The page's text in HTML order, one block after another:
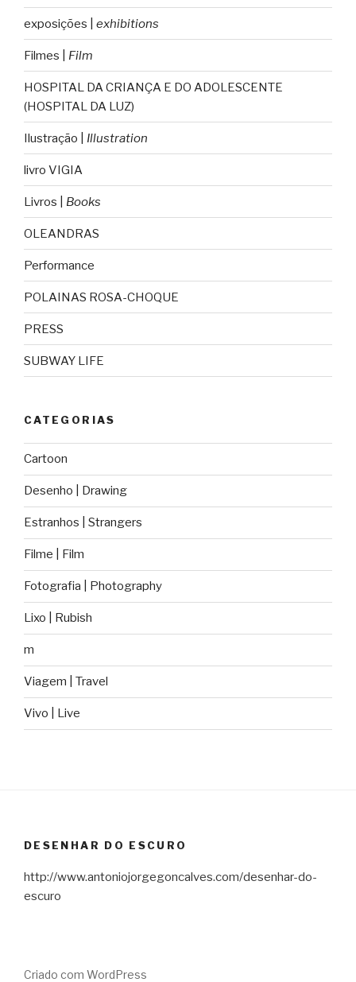
exposições | exhibitions
Filmes | Film
HOSPITAL DA CRIANÇA E DO ADOLESCENTE
(HOSPITAL DA LUZ)
Ilustração | Illustration
livro VIGIA
Livros | Books
OLEANDRAS
Performance
POLAINAS ROSA-CHOQUE
PRESS
SUBWAY LIFE
CATEGORIAS
Cartoon
Desenho | Drawing
Estranhos | Strangers
Filme | Film
Fotografia | Photography
Lixo | Rubish
m
Viagem | Travel
Vivo | Live
DESENHAR DO ESCURO
http://www.antoniojorgegoncalves.com/desenhar-do-
escuro
Criado com WordPress